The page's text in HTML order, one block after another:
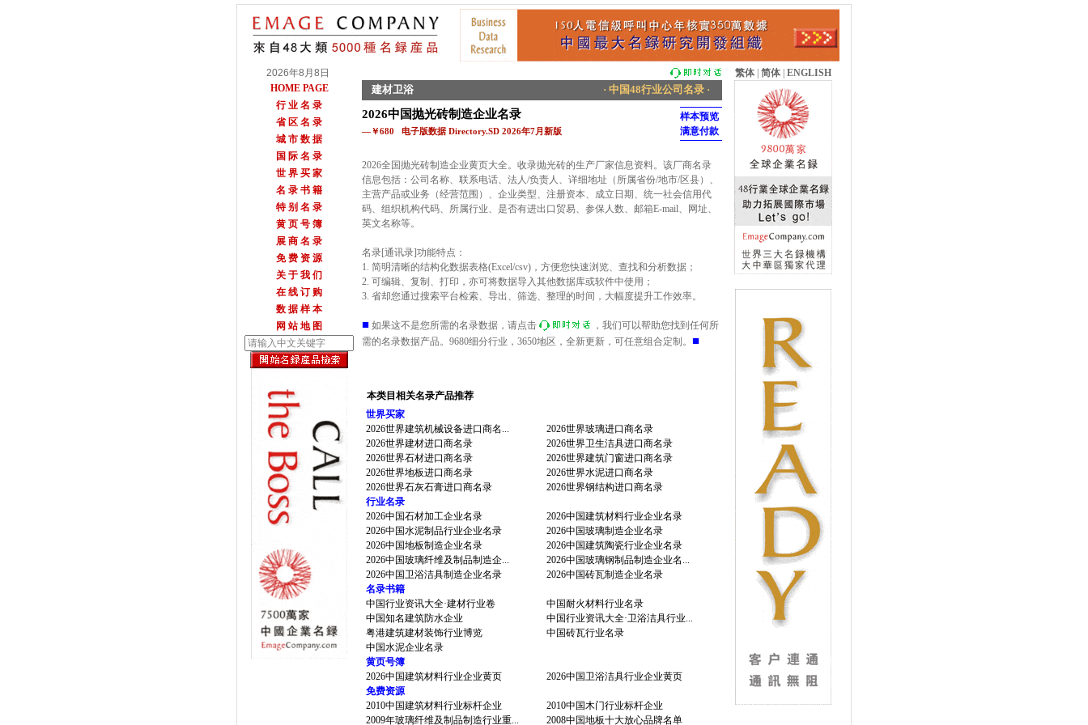
2026年8月8日 繁体 简体 ENGLISH
HOME PAGE
行 业 名 录
省 区 名 录
城 市 数 据
国 际 名 录
世 界 买 家
名 录 书 籍
特 别 名 录
黄 页 号 簿
展 商 名 录
免 费 资 源
关 于 我 们
在 线 订 购
数 据 样 本
网 站 地 图
建材卫浴 · 中国48行业公司名录 ·
2026中国抛光砖制造企业名录
—￥680 电子版数据 Directory.SD 2026年7月新版
样本预览
满意付款
2026全国抛光砖制造企业黄页大全。收录抛光砖的生产厂家信息资料。该厂商名录
信息包括：公司名称、联系电话、法人/负责人、详细地址（所属省份/地市/区县）、
主营产品或业务（经营范围）、企业类型、注册资本、成立日期、统一社会信用代
码、组织机构代码、所属行业、是否有进出口贸易、参保人数、邮箱E-mail、网址、
英文名称等。
名录[通讯录]功能特点：
1. 简明清晰的结构化数据表格(Excel/csv)，方便您快速浏览、查找和分析数据；
2. 可编辑、复制、打印，亦可将数据导入其他数据库或软件中使用；
3. 省却您通过搜索平台检索、导出、筛选、整理的时间，大幅度提升工作效率。
■ 如果这不是您所需的名录数据，请点击
，我们可以帮助您找到任何所
需的名录数据产品。9680细分行业，3650地区，全新更新，可任意组合定制。 ■
本类目相关名录产品推荐
世界买家
2026世界建筑机械设备进口商名...
2026世界玻璃进口商名录
2026世界建材进口商名录
2026世界卫生洁具进口商名录
2026世界石材进口商名录
2026世界建筑门窗进口商名录
2026世界地板进口商名录
2026世界水泥进口商名录
2026世界石灰石膏进口商名录
2026世界钢结构进口商名录
行业名录
2026中国石材加工企业名录
2026中国建筑材料行业企业名录
2026中国水泥制品行业企业名录
2026中国玻璃制造企业名录
2026中国地板制造企业名录
2026中国建筑陶瓷行业企业名录
2026中国玻璃纤维及制品制造企...
2026中国玻璃钢制品制造企业名...
2026中国卫浴洁具制造企业名录
2026中国砖瓦制造企业名录
名录书籍
中国行业资讯大全·建材行业卷
中国耐火材料行业名录
中国知名建筑防水企业
中国行业资讯大全·卫浴洁具行业...
粤港建筑建材装饰行业博览
中国砖瓦行业名录
中国水泥企业名录
黄页号簿
2026中国建筑材料行业企业黄页
2026中国卫浴洁具行业企业黄页
免费资源
2010中国建筑材料行业标杆企业
2010中国木门行业标杆企业
2009年玻璃纤维及制品制造行业重...
2008中国地板十大放心品牌名单